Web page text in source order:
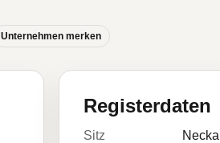
Unternehmen merken
Registerdaten
Sitz